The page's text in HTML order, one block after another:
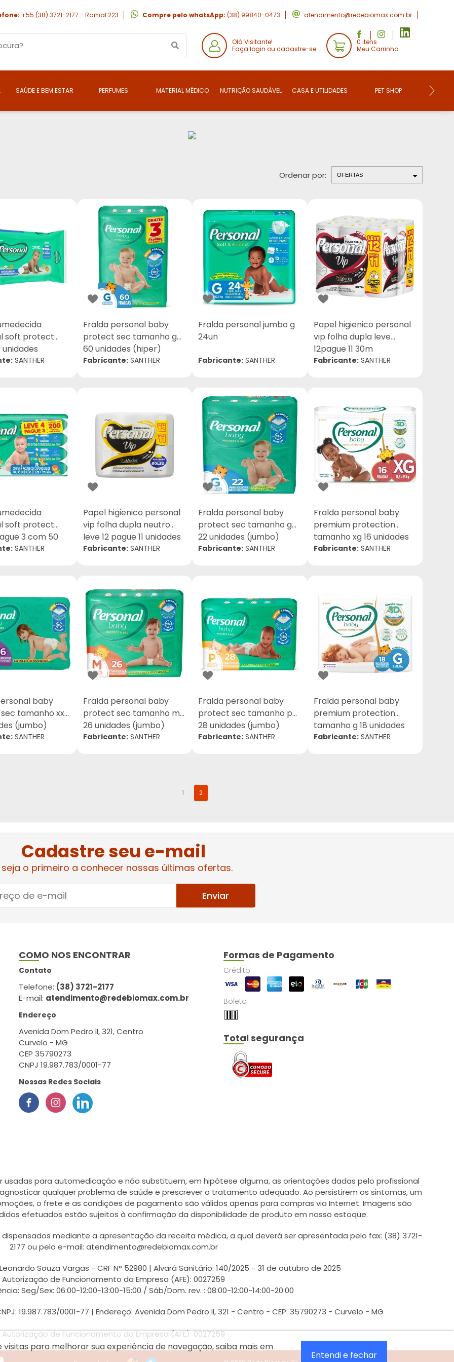
+55 (38) 3721-2177 - Ramal 223 Compre pelo whatsApp: (38) 99840-0473 atendimento@redebiomax.com.br
Olá Visitante!
Faça login ou cadastre-se
0 itens
Meu Carrinho
SAÚDE E BEM ESTAR PERFUMES MATERIAL MÉDICO NUTRIÇÃO SAUDÁVEL CASA E UTILIDADES PET SHOP
Ordenar por:
soft protect
unidades
SANTHER
Fralda personal baby
protect sec tamanho g
60 unidades (hiper)
Fabricante:SANTHER
Fralda personal jumbo g
24un
Fabricante: SANTHER
Papel higienico personal
vip folha dupla leve
12pague 11 30m
Fabricante:SANTHER
soft protect
3 com 50
SANTHER
Papel higienico personal
vip folha dupla neutro
leve 12 pague 11 unidades
20m
Fabricante:SANTHER
Fralda personal baby
protect sec tamanho g
22 unidades (jumbo)
Fabricante: SANTHER
Fralda personal baby
premium protection
tamanho xg 16 unidades
(jumbo)
Fabricante:SANTHER
baby
tamanho xxg
(jumbo)
SANTHER
Fralda personal baby
protect sec tamanho m
26 unidades (jumbo)
Fabricante:SANTHER
Fralda personal baby
protect sec tamanho p
28 unidades (jumbo)
Fabricante: SANTHER
Fralda personal baby
premium protection
tamanho g 18 unidades
(jumbo)
Fabricante:SANTHER
1 2
Cadastre seu e-mail
seja o primeiro a conhecer nossas últimas ofertas.
Enviar
COMO NOS ENCONTRAR
Contato
Telefone: (38) 3721-2177
E-mail: atendimento@redebiomax.com.br
Endereço
Avenida Dom Pedro II, 321, Centro
Curvelo - MG
CEP 35790273
CNPJ 19.987.783/0001-77
Nossas Redes Sociais
Formas de Pagamento
Crédito
Boleto
Total segurança
para automedicação e não substituem, em hipótese alguma, as orientações dadas pelo profissional
qualquer problema de saúde e prescrever o tratamento adequado. Ao persistirem os sintomas, um
o frete e as condições de pagamento são válidos apenas para compras via Internet. Imagens são
efetuados estão sujeitos à confirmação da disponibilidade de produto em nosso estoque.
mediante a apresentação da receita médica, a qual deverá ser apresentada pelo fax: (38) 3721-
2177 ou pelo e-mail: atendimento@redebiomax.com.br
Leonardo Souza Vargas - CRF N° 52980 | Alvará Sanitário: 140/2025 - 31 de outubro de 2025
Autorização de Funcionamento da Empresa (AFE): 0027259
Seg/Sex: 06:00-12:00-13:00-15:00 / Sáb/Dom. rev. : 08:00-12:00-14:00-20:00
19.987.783/0001-77 | Endereço: Avenida Dom Pedro II, 321 - Centro - CEP: 35790273 - Curvelo - MG
Autorização de Funcionamento da Empresa (AFE): 0027259
para melhorar sua experiência de navegação, saiba mais em
Entendi e fechar